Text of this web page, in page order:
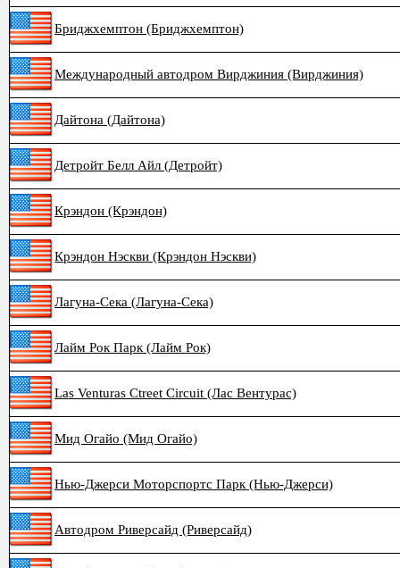
Бриджхемптон (Бриджхемптон)
Международный автодром Вирджиния (Вирджиния)
Дайтона (Дайтона)
Детройт Белл Айл (Детройт)
Крэндон (Крэндон)
Крэндон Нэскви (Крэндон Нэскви)
Лагуна-Сека (Лагуна-Сека)
Лайм Рок Парк (Лайм Рок)
Las Venturas Ctreet Circuit (Лас Вентурас)
Мид Огайо (Мид Огайо)
Нью-Джерси Моторспортс Парк (Нью-Джерси)
Автодром Риверсайд (Риверсайд)